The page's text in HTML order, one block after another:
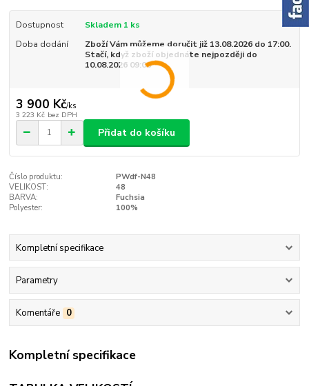
Dostupnost
Skladem 1 ks
Doba dodání
Zboží Vám můžeme doručit již 13.08.2026 do 17:00.
Stačí, když zboží objednáte nejpozději do
10.08.2026 09:00
3 900 Kč/ks
3 223 Kč bez DPH
Přidat do košíku
Číslo produktu:
PWdf-N48
VELIKOST:
48
BARVA:
Fuchsia
Polyester:
100%
Kompletní specifikace
Parametry
Komentáře 0
Kompletní specifikace